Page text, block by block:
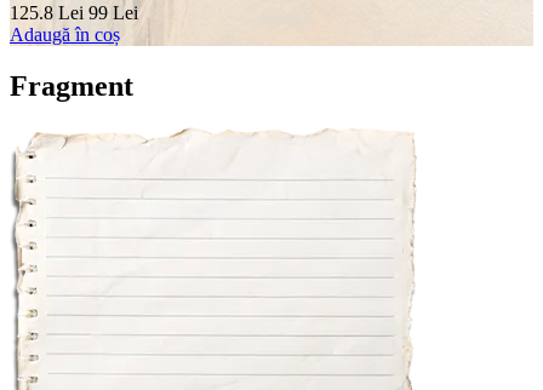
125.8 Lei 99 Lei
Adaugă în coș
Fragment